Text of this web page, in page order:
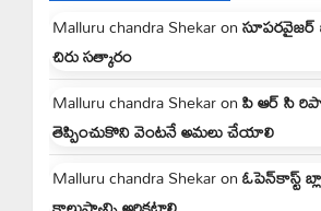
Malluru chandra Shekaron
చిరు సత్కారం
Malluru chandra Shekaronపి ఆర్ సి
తెప్పించుకొని వెంటనే అమలు చేయాలి
Malluru chandra Shekaronఓపెన్‌కాస్ట్